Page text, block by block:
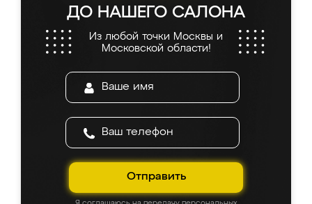
ДО НАШЕГО САЛОНА
Из любой точки Москвы и
Московской области!
Отправить